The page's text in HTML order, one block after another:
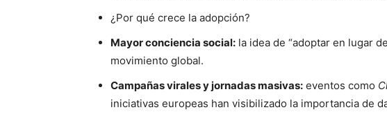
¿Por qué crece la adopción?
Mayor conciencia social: la idea de “adoptar en lugar
movimiento global.
Campañas virales y jornadas masivas: eventos como
iniciativas europeas han visibilizado la importancia de